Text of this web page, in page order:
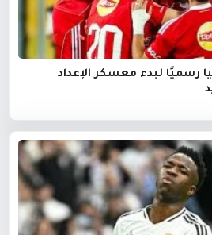
رسميًا لبدء معسكر الإعداد